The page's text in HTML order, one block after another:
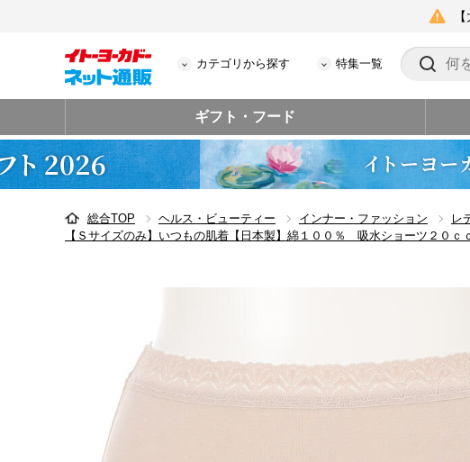
カテゴリから探す 特集一覧
ギフト・フード
総合TOP ヘルス・ビューティー インナー・ファッション レ
【Ｓサイズのみ】いつもの肌着【日本製】綿１００％ 吸水ショーツ２０ｃ